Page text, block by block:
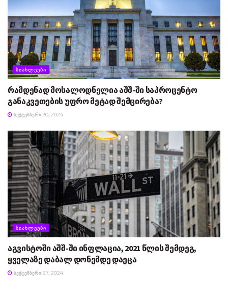
ᲡᲘᲐᲮᲚᲔᲔᲑᲘ
რამდენად მოსალოდნელია აშშ-ში საპროცენტო
განაკვეთების უფრო მეტად შემცირება?
ᲡᲔᲥᲢᲔᲛᲑᲔᲠᲘ 30, 2024
ᲡᲘᲐᲮᲚᲔᲔᲑᲘ
აგვისტოში აშშ-ში ინფლაცია, 2021 წლის შემდეგ,
ყველაზე დაბალ დონემდე დაეცა
ᲡᲔᲥᲢᲔᲛᲑᲔᲠᲘ 27, 2024